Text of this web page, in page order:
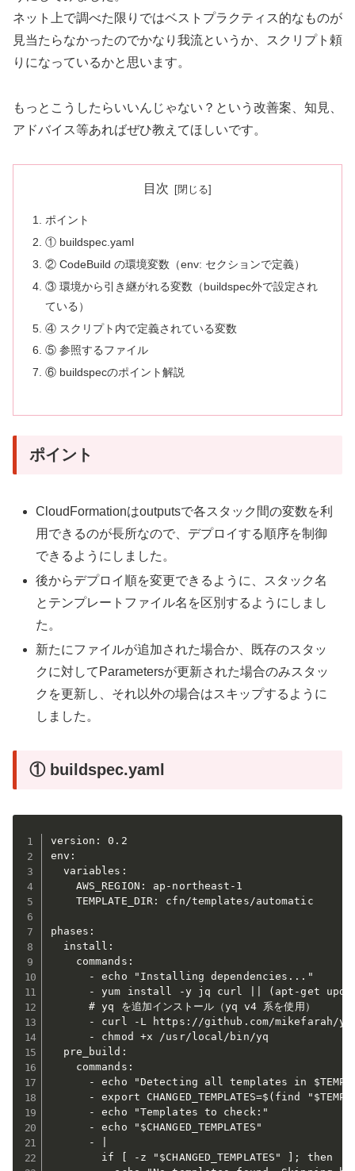
ネット上で調べた限りではベストプラクティス的なものが
見当たらなかったのでかなり我流というか、スクリプト頼
りになっているかと思います。
もっとこうしたらいいんじゃない？という改善案、知見、
アドバイス等あればぜひ教えてほしいです。
目次
ポイント
① buildspec.yaml
② CodeBuild の環境変数（env: セクションで定義）
③ 環境から引き継がれる変数（buildspec外で設定され
ている）
④ スクリプト内で定義されている変数
⑤ 参照するファイル
⑥ buildspecのポイント解説
ポイント
CloudFormationはoutputsで各スタック間の変数を利
用できるのが長所なので、デプロイする順序を制御
できるようにしました。
後からデプロイ順を変更できるように、スタック名
とテンプレートファイル名を区別するようにしまし
た。
新たにファイルが追加された場合か、既存のスタッ
クに対してParametersが更新された場合のみスタッ
クを更新し、それ以外の場合はスキップするように
しました。
① buildspec.yaml
version: 0.2
env:
  variables:
    AWS_REGION: ap-northeast-1
    TEMPLATE_DIR: cfn/templates/automatic
phases:
  install:
    commands:
      - echo "Installing dependencies..."
- yum install -y jq curl || (apt-get
      # yq を追加インストール（yq v4 系を使用）
- curl -L https://github.com/mikefarah/
      - chmod +x /usr/local/bin/yq
  pre_build:
    commands:
- echo "Detecting all templates in
- export CHANGED_TEMPLATES=$(find
      - echo "Templates to check:"
      - echo "$CHANGED_TEMPLATES"
      - |
        if [ -z "$CHANGED_TEMPLATES" ]; then